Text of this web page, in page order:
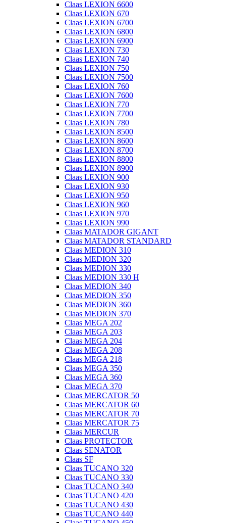
Claas LEXION 6600
Claas LEXION 670
Claas LEXION 6700
Claas LEXION 6800
Claas LEXION 6900
Claas LEXION 730
Claas LEXION 740
Claas LEXION 750
Claas LEXION 7500
Claas LEXION 760
Claas LEXION 7600
Claas LEXION 770
Claas LEXION 7700
Claas LEXION 780
Claas LEXION 8500
Claas LEXION 8600
Claas LEXION 8700
Claas LEXION 8800
Claas LEXION 8900
Claas LEXION 900
Claas LEXION 930
Claas LEXION 950
Claas LEXION 960
Claas LEXION 970
Claas LEXION 990
Claas MATADOR GIGANT
Claas MATADOR STANDARD
Claas MEDION 310
Claas MEDION 320
Claas MEDION 330
Claas MEDION 330 H
Claas MEDION 340
Claas MEDION 350
Claas MEDION 360
Claas MEDION 370
Claas MEGA 202
Claas MEGA 203
Claas MEGA 204
Claas MEGA 208
Claas MEGA 218
Claas MEGA 350
Claas MEGA 360
Claas MEGA 370
Claas MERCATOR 50
Claas MERCATOR 60
Claas MERCATOR 70
Claas MERCATOR 75
Claas MERCUR
Claas PROTECTOR
Claas SENATOR
Claas SF
Claas TUCANO 320
Claas TUCANO 330
Claas TUCANO 340
Claas TUCANO 420
Claas TUCANO 430
Claas TUCANO 440